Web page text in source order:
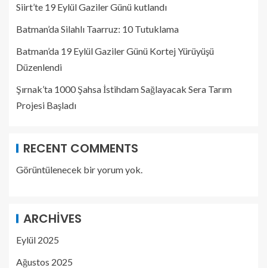
Siirt’te 19 Eylül Gaziler Günü kutlandı
Batman’da Silahlı Taarruz: 10 Tutuklama
Batman’da 19 Eylül Gaziler Günü Kortej Yürüyüşü
Düzenlendi
Şırnak’ta 1000 Şahsa İstihdam Sağlayacak Sera Tarım
Projesi Başladı
RECENT COMMENTS
Görüntülenecek bir yorum yok.
ARCHIVES
Eylül 2025
Ağustos 2025